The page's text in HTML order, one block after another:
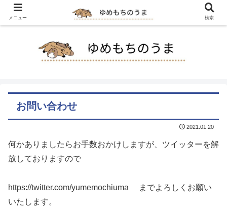
お問い合わせ
2021.01.20
何かありましたらお手数おかけしますが、ツイッターを解
放しておりますので
https://twitter.com/yumemochiuma までよろしくお願い
いたします。
メニュー 検索